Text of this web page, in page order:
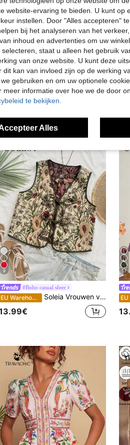
Nuttig (0)
9
#Boho casual sfeer
EU Warehouse Soleia Vrouwen vakantie casual vintage tropische plant jacquard tie-up textuur stof dames camisole
12
website-ervaring te bieden. U kunt op
instellen. Door "Alles accepteren"
bij het analyseren van het
inhoud en advertenties om uw
staat u alleen het gebruik
van onze website. U kunt deze
kan van invloed zijn op de werking
gebruiken en om uw optionele
meer informatie over hoe we de door
te bekijken.
Alles